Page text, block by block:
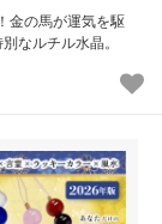
金の馬が運気を駆
なルチル水晶。